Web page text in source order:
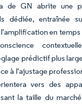
de GN abrite une
dédiée, entraînée
en temps
prédictif plus
à l'ajustage
vers des
la taille du